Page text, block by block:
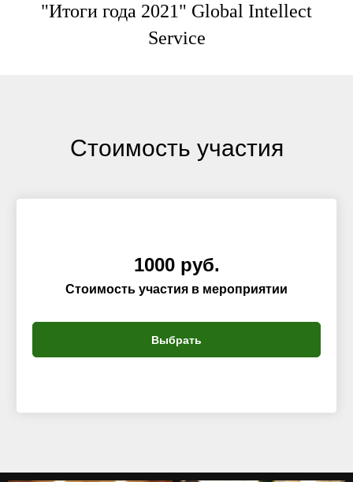
"Итоги года 2021" Global Intellect
Service
Стоимость участия
1000 руб.
Стоимость участия в мероприятии
Выбрать